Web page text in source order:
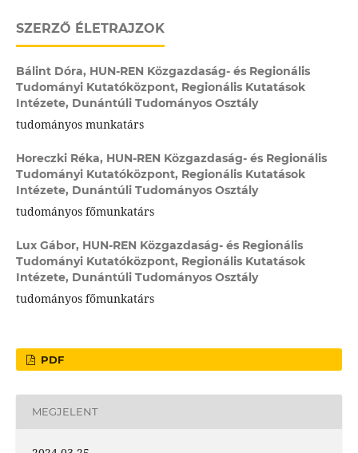
SZERZŐ ÉLETRAJZOK
Bálint Dóra, HUN-REN Közgazdaság- és Regionális
Tudományi Kutatóközpont, Regionális Kutatások
Intézete, Dunántúli Tudományos Osztály
tudományos munkatárs
Horeczki Réka, HUN-REN Közgazdaság- és Regionális
Tudományi Kutatóközpont, Regionális Kutatások
Intézete, Dunántúli Tudományos Osztály
tudományos főmunkatárs
Lux Gábor, HUN-REN Közgazdaság- és Regionális
Tudományi Kutatóközpont, Regionális Kutatások
Intézete, Dunántúli Tudományos Osztály
tudományos főmunkatárs
PDF
MEGJELENT